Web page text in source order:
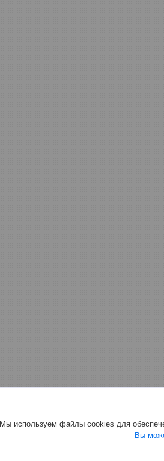
Мы используем файлы cookies для
Вы